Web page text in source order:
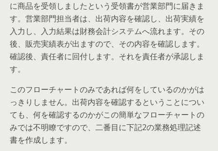
に商品を受領しましたという受領書が営業部門に届きま
す。営業部門担当者は、出荷内容を確認し、出荷実績を
入力し、入力結果は財務会計システムへ流れます。その
後、販売実績表が出ますので、その内容を確認します。
確認後、責任者に回付します。それを責任者が承認しま
す。
このフローチャートのみであれば何をしているのかがは
っきりしません。出荷内容を確認するということについ
ても、何を確認するのかがこの簡単なフローチャートの
みでは不明瞭ですので、二番目に下記2の業務処理記述
書を作成します。